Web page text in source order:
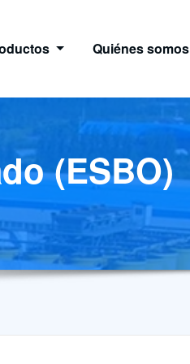
Quiénes somos
(ESBO)